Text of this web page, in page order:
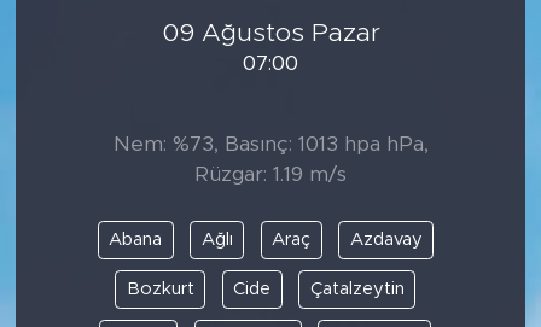
09 Ağustos Pazar
07:00
Nem: %73, Basınç: 1013 hpa hPa,
Rüzgar: 1.19 m/s
Abana Ağlı Araç Azdavay
Bozkurt Cide Çatalzeytin